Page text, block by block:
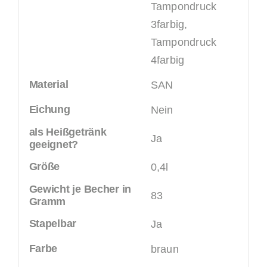
Tampondruck
3farbig,
Tampondruck
4farbig
Material SAN
Eichung
Nein
als Heißgetränk
geeignet?
Ja
Größe
0,4l
Gewicht je Becher in
Gramm
83
Stapelbar Ja
Farbe braun